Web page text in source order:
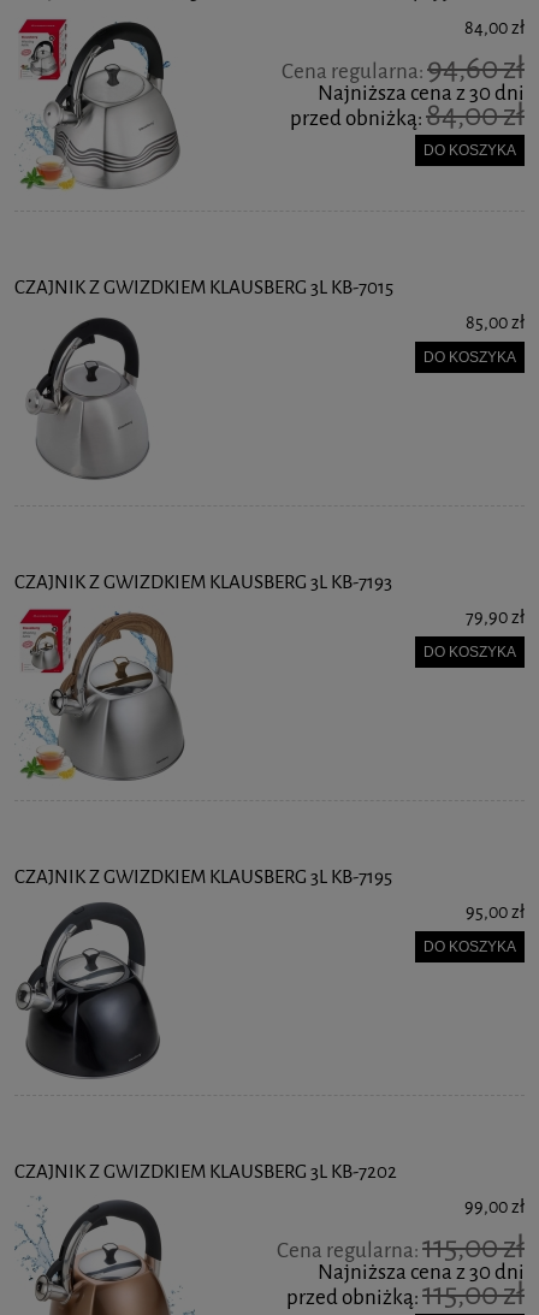
84,00 zł
Cena regularna:94,60 zł
Najniższa cena z 30 dni
przed obniżką:84,00 zł
DO KOSZYKA
CZAJNIK Z GWIZDKIEM KLAUSBERG 3L KB-7015
85,00 zł
DO KOSZYKA
CZAJNIK Z GWIZDKIEM KLAUSBERG 3L KB-7193
79,90 zł
DO KOSZYKA
CZAJNIK Z GWIZDKIEM KLAUSBERG 3L KB-7195
95,00 zł
DO KOSZYKA
CZAJNIK Z GWIZDKIEM KLAUSBERG 3L KB-7202
99,00 zł
Cena regularna:115,00 zł
Najniższa cena z 30 dni
przed obniżką:115,00 zł